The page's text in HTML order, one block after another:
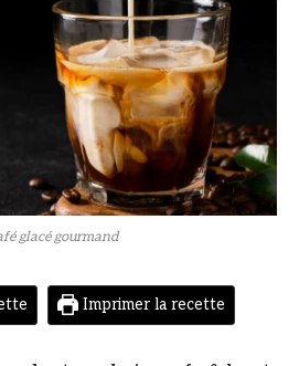
glacé gourmand
Imprimer la recette